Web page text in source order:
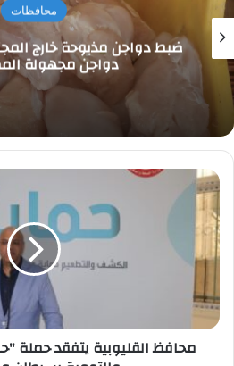
محافظات
دواجن مجهولة المصدر
محافظ
القليوبية
يتفقد
حملة
"حماية"
المبكر
والتوعية
بسرطان
محافظ القليوبية يتفقد حملة